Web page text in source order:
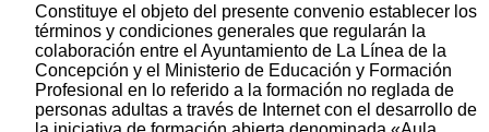
Constituye el objeto del presente convenio establecer los
términos y condiciones generales que regularán la
colaboración entre el Ayuntamiento de La Línea de la
Concepción y el Ministerio de Educación y Formación
Profesional en lo referido a la formación no reglada de
personas adultas a través de Internet con el desarrollo de